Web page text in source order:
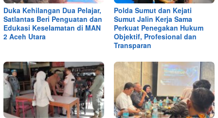
Duka Kehilangan Dua Pelajar,
Satlantas Beri Penguatan dan
Edukasi Keselamatan di MAN
2 Aceh Utara
Polda Sumut dan Kejati
Sumut Jalin Kerja Sama
Perkuat Penegakan Hukum
Objektif, Profesional dan
Transparan